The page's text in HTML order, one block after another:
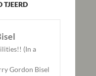
TJEERD
(In a
Gordon Bisel